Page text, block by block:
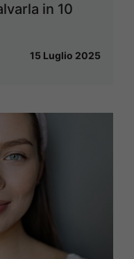
in 10
15 Luglio 2025